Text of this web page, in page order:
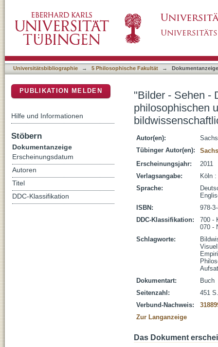
psychologischen Ansätzen in der
Universitätsbibliographie → 5 Philosophische Fakultät → Dokumentanzeige
"Bilder - Sehen -
philosophischen
Autor(en):
Tübinger Autor(en):
Erscheinungsjahr:
2011
Verlagsangabe:
Köln
Sprache:
ISBN:
978-
DDC-Klassifikation:
700 -
070 -
Schlagworte:
Dokumentart:
Buch
Seitenzahl:
451
Verbund-Nachweis:
Zur Langanzeige
Das Dokument
PUBLIKATION MELDEN
Hilfe und Informationen
Stöbern
Dokumentanzeige
Erscheinungsdatum
Autoren
Titel
DDC-Klassifikation